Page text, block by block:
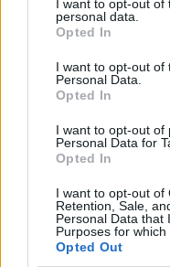
not limited to your visit
grant or deny consent
use your data for below
consent section.
I want to opt-out
personal data.
Opted In
I want to opt-out of
Personal Data.
Opted In
I want to opt-out of
Personal Data for
Opted In
I want to opt-out of
Retention, Sale,
Personal Data that
Purposes for which
Opted Out